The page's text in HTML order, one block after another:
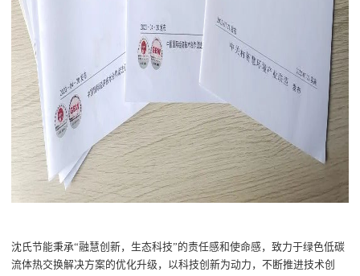
沈氏节能秉承“融慧创新，生态科技”的责任感和使命感，致力于绿色低碳
流体热交换解决方案的优化升级 ， 以科技创新为动力，不断推进技术创